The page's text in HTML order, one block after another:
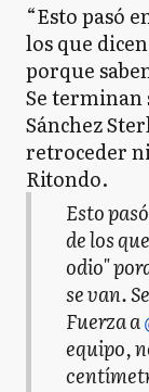
“Esto pasó
los que
porque
Se terminan
Sánchez
retroceder
Ritondo.
Esto
de los
odio"
se van.
Fuerza a
equipo,